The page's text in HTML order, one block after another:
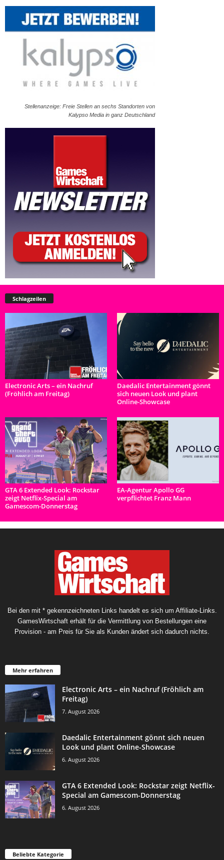
Stellenanzeige: Freie Stellen an sechs Standorten von
Kalypso Media in ganz Deutschland
Schlagzeilen
Electronic Arts – ein Nachruf
(Fröhlich am Freitag)
Daedalic Entertainment gönnt
sich neuen Look und plant
Online-Showcase
GTA 6 Extended Look: Rockstar
zeigt Netflix-Special am
Gamescom-Donnerstag
EA-Agentur Apollo GG
verpflichtet Franz Mann
Bei den mit * gekennzeichneten Links handelt es sich um Affiliate-Links.
GamesWirtschaft erhält für die Vermittlung von Bestellungen eine
Provision - am Preis für Sie als Kunden ändert sich dadurch nichts.
Mehr erfahren
Electronic Arts – ein Nachruf (Fröhlich am
Freitag)
7. August 2026
Daedalic Entertainment gönnt sich neuen
Look und plant Online-Showcase
6. August 2026
GTA 6 Extended Look: Rockstar zeigt Netflix-
Special am Gamescom-Donnerstag
6. August 2026
Beliebte Kategorie